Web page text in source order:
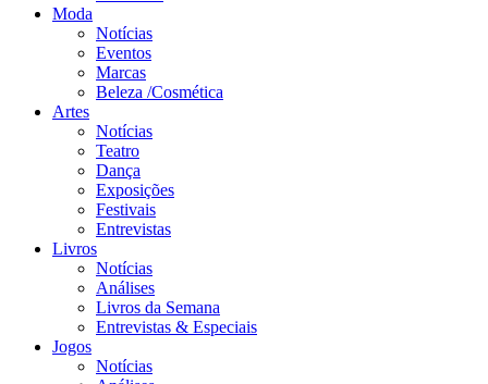
Moda
Notícias
Eventos
Marcas
Beleza /Cosmética
Artes
Notícias
Teatro
Dança
Exposições
Festivais
Entrevistas
Livros
Notícias
Análises
Livros da Semana
Entrevistas & Especiais
Jogos
Notícias